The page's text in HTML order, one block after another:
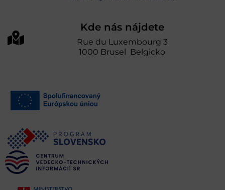
Kde nás nájdete
Rue du Luxembourg 3
1000 Brusel Belgicko